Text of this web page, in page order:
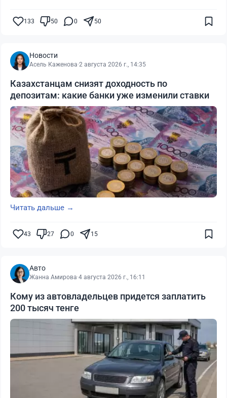
133 50 0 50
Новости
Асель Каженова·2 августа 2026 г., 14:35
Казахстанцам снизят доходность по
депозитам: какие банки уже изменили ставки
Читать дальше →
43 27 0 15
Авто
Жанна Амирова·4 августа 2026 г., 16:11
Кому из автовладельцев придется заплатить
200 тысяч тенге